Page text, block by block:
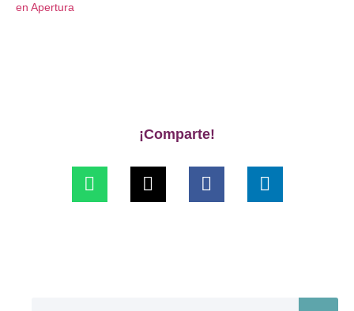
en Apertura
¡Comparte!